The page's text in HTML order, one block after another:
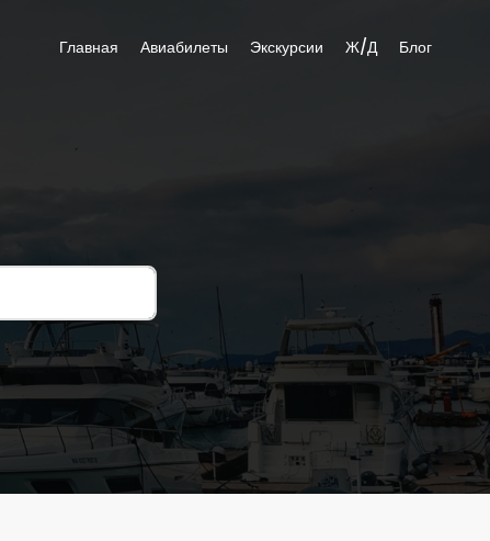
Главная Авиабилеты Экскурсии Ж/Д Блог